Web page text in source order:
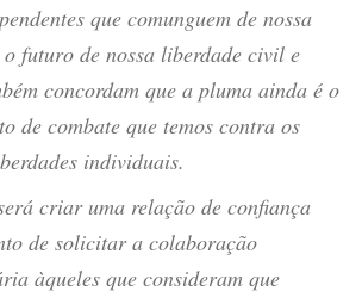
que comunguem de nossa
futuro de nossa liberdade civil e
concordam que a pluma ainda é o
de combate que temos contra os
individuais.
criar uma relação de confiança
de solicitar a colaboração
àqueles que consideram que